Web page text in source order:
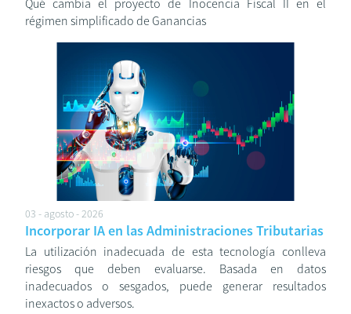
Qué cambia el proyecto de Inocencia Fiscal II en el
régimen simplificado de Ganancias
03 - agosto - 2026
Incorporar IA en las Administraciones Tributarias
La utilización inadecuada de esta tecnología conlleva
riesgos que deben evaluarse. Basada en datos
inadecuados o sesgados, puede generar resultados
inexactos o adversos.